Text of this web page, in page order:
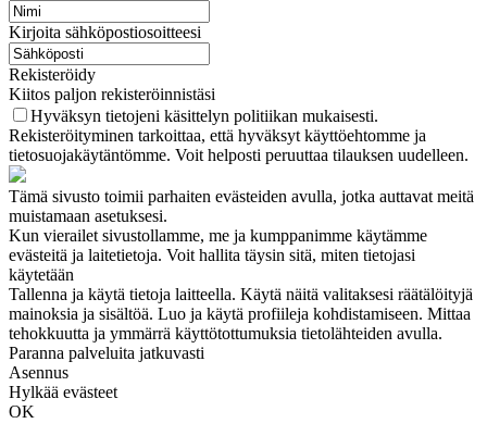
Kirjoita sähköpostiosoitteesi
Rekisteröidy
Kiitos paljon rekisteröinnistäsi
Hyväksyn tietojeni käsittelyn politiikan mukaisesti.
Rekisteröityminen tarkoittaa, että hyväksyt käyttöehtomme ja
tietosuojakäytäntömme. Voit helposti peruuttaa tilauksen uudelleen.
Tämä sivusto toimii parhaiten evästeiden avulla, jotka auttavat meitä
muistamaan asetuksesi.
Kun vierailet sivustollamme, me ja kumppanimme käytämme
evästeitä ja laitetietoja. Voit hallita täysin sitä, miten tietojasi
käytetään
Tallenna ja käytä tietoja laitteella. Käytä näitä valitaksesi räätälöityjä
mainoksia ja sisältöä. Luo ja käytä profiileja kohdistamiseen. Mittaa
tehokkuutta ja ymmärrä käyttötottumuksia tietolähteiden avulla.
Paranna palveluita jatkuvasti
Asennus
Hylkää evästeet
OK